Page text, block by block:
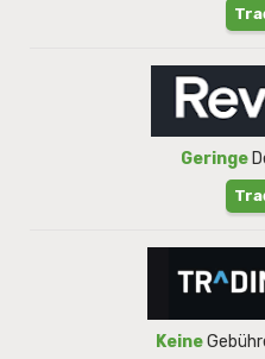
Geringe
Keine